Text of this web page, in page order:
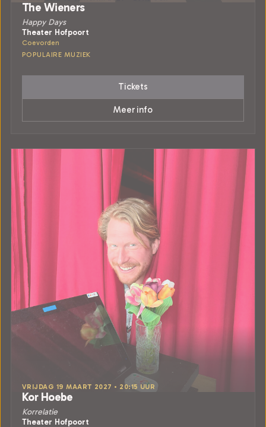
The Wieners
Happy Days
Theater Hofpoort
Coevorden
POPULAIRE MUZIEK
Tickets
Meer info
VRIJDAG 19 MAART 2027 • 20:15 UUR
Kor Hoebe
Korrelatie
Theater Hofpoort